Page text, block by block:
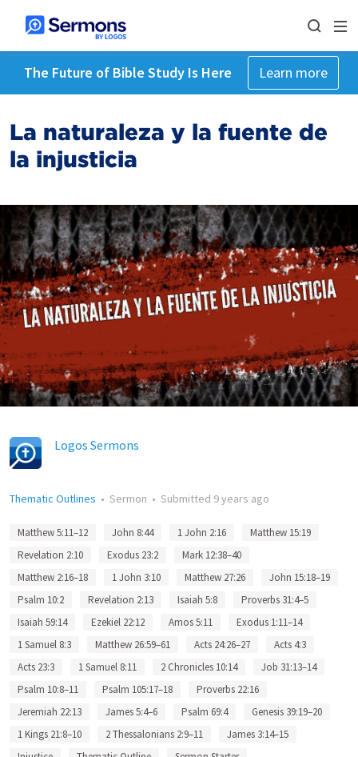
The Future of Bible Study Is Here Learn more
La naturaleza y la fuente de
la injusticia
Logos Sermons
Thematic Outlines • Sermon • Submitted 9 years ago
Matthew 5:11–12 John 8:44 1 John 2:16
Matthew 15:19
Revelation 2:10
Exodus 23:2
Mark 12:38–40
Matthew 2:16–18
1 John 3:10 Matthew 27:26
John 15:18–19
Psalm 10:2
Revelation 2:13 Isaiah 5:8
Proverbs 31:4–5
Isaiah 59:14
Ezekiel 22:12 Amos 5:11
Exodus 1:11–14
1 Samuel 8:3
Matthew 26:59–61 Acts 24:26–27
Acts 4:3
Acts 23:3
1 Samuel 8:11 2 Chronicles 10:14
Job 31:13–14
Psalm 10:8–11
Psalm 105:17–18
Proverbs 22:16
Jeremiah 22:13
James 5:4–6 Psalm 69:4
Genesis 39:19–20
1 Kings 21:8–10
2 Thessalonians 2:9–11
James 3:14–15